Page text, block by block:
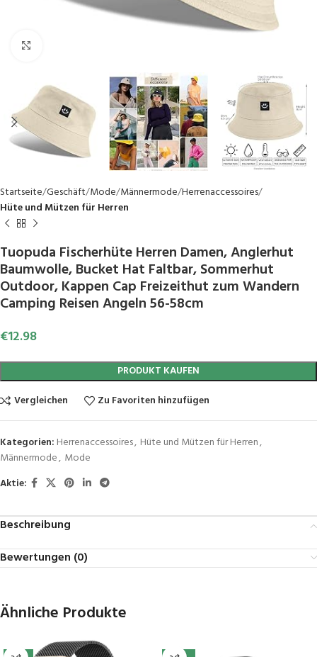
Startseite Geschäft Mode Männermode Herrenaccessoires
Hüte und Mützen für Herren
Tuopuda Fischerhüte Herren Damen, Anglerhut
Baumwolle, Bucket Hat Faltbar, Sommerhut
Outdoor, Kappen Cap Freizeithut zum Wandern
Camping Reisen Angeln 56-58cm
€12.98
PRODUKT KAUFEN
Vergleichen
Zu Favoriten hinzufügen
Kategorien: Herrenaccessoires, Hüte und Mützen für Herren,
Männermode, Mode
Aktie:
Beschreibung
Bewertungen (0)
Ähnliche Produkte